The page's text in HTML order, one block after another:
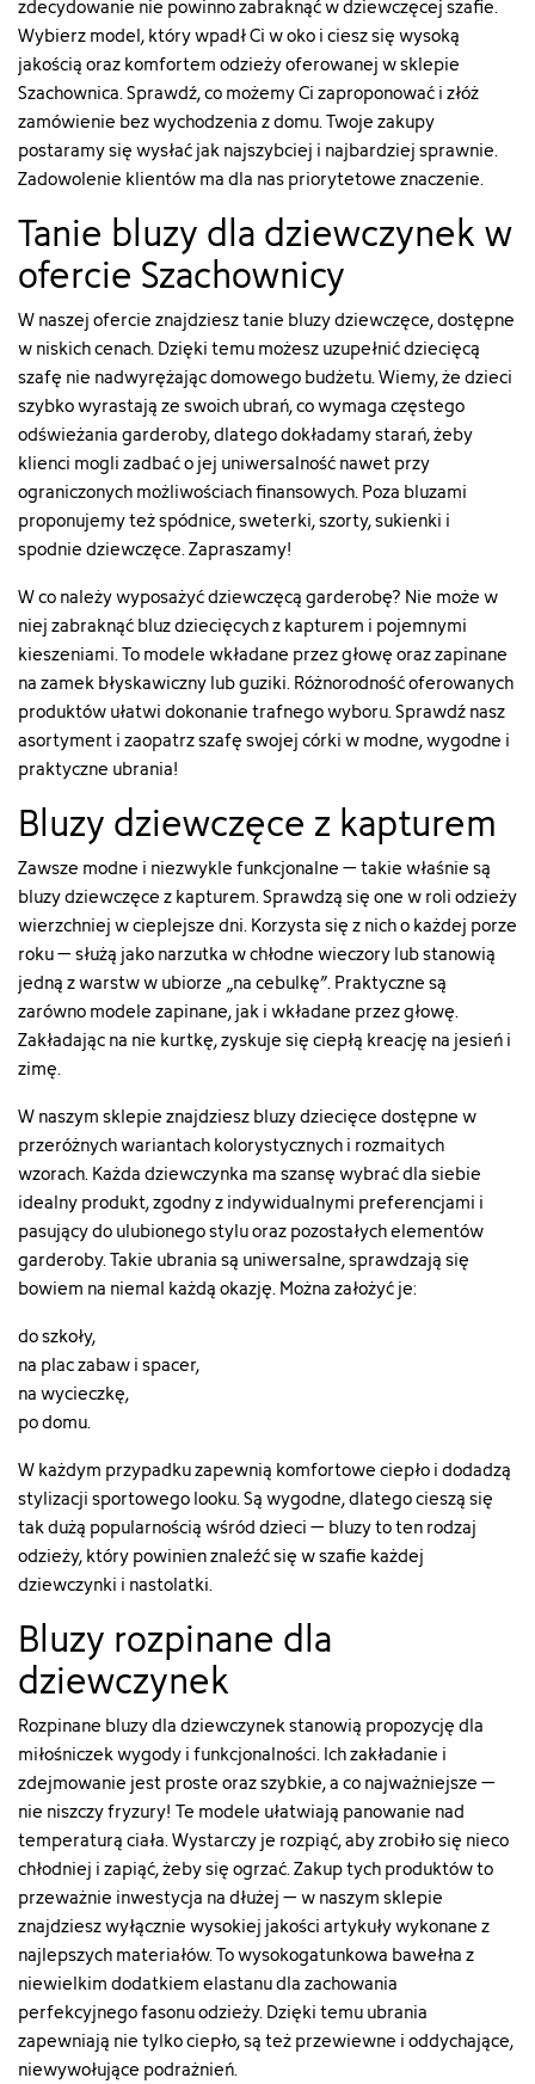
zdecydowanie nie powinno zabraknąć w dziewczęcej szafie.
Wybierz model, który wpadł Ci w oko i ciesz się wysoką
jakością oraz komfortem odzieży oferowanej w sklepie
Szachownica. Sprawdź, co możemy Ci zaproponować i złóż
zamówienie bez wychodzenia z domu. Twoje zakupy
postaramy się wysłać jak najszybciej i najbardziej sprawnie.
Zadowolenie klientów ma dla nas priorytetowe znaczenie.
Tanie bluzy dla dziewczynek w
ofercie Szachownicy
W naszej ofercie znajdziesz tanie bluzy dziewczęce, dostępne
w niskich cenach. Dzięki temu możesz uzupełnić dziecięcą
szafę nie nadwyrężając domowego budżetu. Wiemy, że dzieci
szybko wyrastają ze swoich ubrań, co wymaga częstego
odświeżania garderoby, dlatego dokładamy starań, żeby
klienci mogli zadbać o jej uniwersalność nawet przy
ograniczonych możliwościach finansowych. Poza bluzami
proponujemy też spódnice, sweterki, szorty, sukienki i
spodnie dziewczęce. Zapraszamy!
W co należy wyposażyć dziewczęcą garderobę? Nie może w
niej zabraknąć bluz dziecięcych z kapturem i pojemnymi
kieszeniami. To modele wkładane przez głowę oraz zapinane
na zamek błyskawiczny lub guziki. Różnorodność oferowanych
produktów ułatwi dokonanie trafnego wyboru. Sprawdź nasz
asortyment i zaopatrz szafę swojej córki w modne, wygodne i
praktyczne ubrania!
Bluzy dziewczęce z kapturem
Zawsze modne i niezwykle funkcjonalne – takie właśnie są
bluzy dziewczęce z kapturem. Sprawdzą się one w roli odzieży
wierzchniej w cieplejsze dni. Korzysta się z nich o każdej porze
roku – służą jako narzutka w chłodne wieczory lub stanowią
jedną z warstw w ubiorze „na cebulkę”. Praktyczne są
zarówno modele zapinane, jak i wkładane przez głowę.
Zakładając na nie kurtkę, zyskuje się ciepłą kreację na jesień i
zimę.
W naszym sklepie znajdziesz bluzy dziecięce dostępne w
przeróżnych wariantach kolorystycznych i rozmaitych
wzorach. Każda dziewczynka ma szansę wybrać dla siebie
idealny produkt, zgodny z indywidualnymi preferencjami i
pasujący do ulubionego stylu oraz pozostałych elementów
garderoby. Takie ubrania są uniwersalne, sprawdzają się
bowiem na niemal każdą okazję. Można założyć je:
do szkoły,
na plac zabaw i spacer,
na wycieczkę,
po domu.
W każdym przypadku zapewnią komfortowe ciepło i dodadzą
stylizacji sportowego looku. Są wygodne, dlatego cieszą się
tak dużą popularnością wśród dzieci – bluzy to ten rodzaj
odzieży, który powinien znaleźć się w szafie każdej
dziewczynki i nastolatki.
Bluzy rozpinane dla
dziewczynek
Rozpinane bluzy dla dziewczynek stanowią propozycję dla
miłośniczek wygody i funkcjonalności. Ich zakładanie i
zdejmowanie jest proste oraz szybkie, a co najważniejsze –
nie niszczy fryzury! Te modele ułatwiają panowanie nad
temperaturą ciała. Wystarczy je rozpiąć, aby zrobiło się nieco
chłodniej i zapiąć, żeby się ogrzać. Zakup tych produktów to
przeważnie inwestycja na dłużej – w naszym sklepie
znajdziesz wyłącznie wysokiej jakości artykuły wykonane z
najlepszych materiałów. To wysokogatunkowa bawełna z
niewielkim dodatkiem elastanu dla zachowania
perfekcyjnego fasonu odzieży. Dzięki temu ubrania
zapewniają nie tylko ciepło, są też przewiewne i oddychające,
niewywołujące podrażnień.